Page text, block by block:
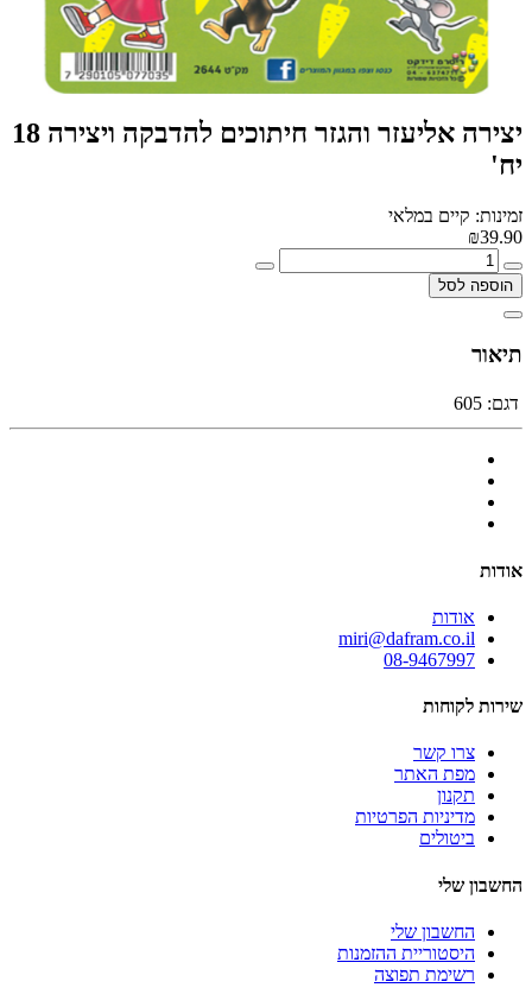
יצירה אליעזר והגזר חיתוכים להדבקה ויצירה 18
יח'
זמינות: קיים במלאי
₪39.90
הוספה לסל
תיאור
דגם: 605
אודות
אודות
miri@dafram.co.il
08-9467997
שירות לקוחות
צרו קשר
מפת האתר
תקנון
מדיניות הפרטיות
ביטולים
החשבון שלי
החשבון שלי
היסטוריית ההזמנות
רשימת תפוצה